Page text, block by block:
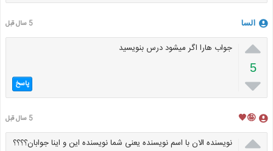
السا 5 سال قبل

5

جواب هارا اگر میشود درس بنویسید
پاسخ
🤪🖤 5 سال قبل
 نویسنده الان با اسم نویسنده یعنی شما نویسنده این و اینا جوابان؟؟؟؟